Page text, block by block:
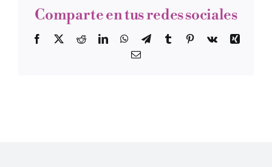
Comparte en tus redes sociales
Facebook
TwitterRedditLinkedInWhatsApp
TelegramTumblr Pinterest
Vk
Xing
Correo